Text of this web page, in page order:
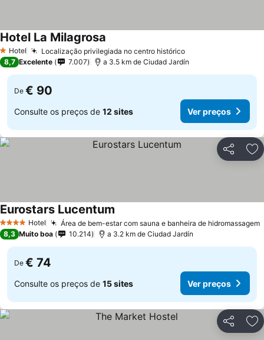
1 Estrelas
Hotel Localização privilegiada no centro histórico
Hotel La Milagrosa
8,7 Excelente 7.007 a 3.5 km de Ciudad Jardín
De € 90
Consulte os preços de 12 sites Ver preços
Partilhar
4 EstrelasHotel Área de bem-estar com sauna e banheira de hidromassagem
Eurostars Lucentum
8,3 Muito boa 10.214 a 3.2 km de Ciudad Jardín
De € 74
Consulte os preços de 15 sites Ver preços
Partilhar